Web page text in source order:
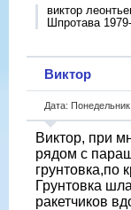
виктор
Шпротава
Виктор
Дата:
Виктор, при
рядом с
грунтовка,по
Грунтовка
ракетчиков